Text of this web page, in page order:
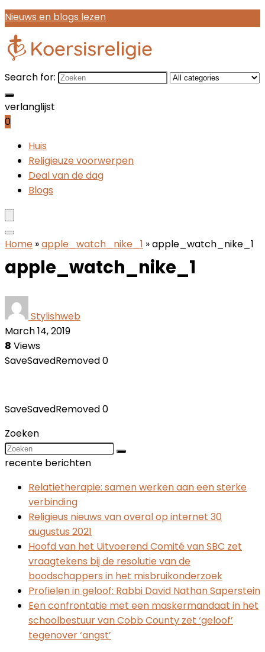
Nieuws en blogs lezen
Search for:
verlanglijst
0
Huis
Religieuze voorwerpen
Deal van de dag
Blogs
Home »apple_watch_nike_1 »apple_watch_nike_1
apple_watch_nike_1
Stylishweb
March 14, 2019
8 Views
SaveSavedRemoved0
SaveSavedRemoved0
Zoeken
recente berichten
Relatietherapie: samen werken aan een sterke
verbinding
Religieus nieuws van overal op internet 30
augustus 2021
Hoofd van het Uitvoerend Comité van SBC zet
vraagtekens bij de resolutie van de
boodschappers in het misbruikonderzoek
Profielen in geloof: Rabbi David Nathan Saperstein
Een confrontatie met een maskermandaat in het
schoolbestuur van Cobb County zet ‘geloof’
tegenover ‘angst’